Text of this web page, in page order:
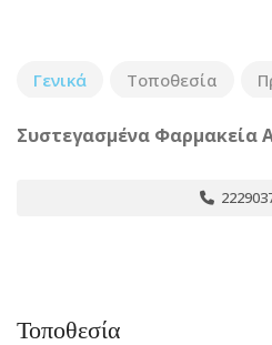
Γενικά Τοποθεσία
Συστεγασμένα Φαρμακεία
Τοποθεσία